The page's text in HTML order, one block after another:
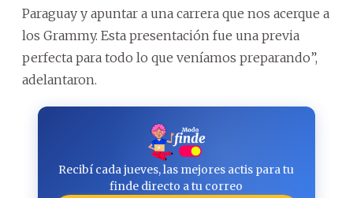
Paraguay y apuntar a una carrera que nos acerque a
los Grammy. Esta presentación fue una previa
perfecta para todo lo que veníamos preparando”,
adelantaron.
Recibí cada jueves, las mejores actis para tu
finde directo a tu correo